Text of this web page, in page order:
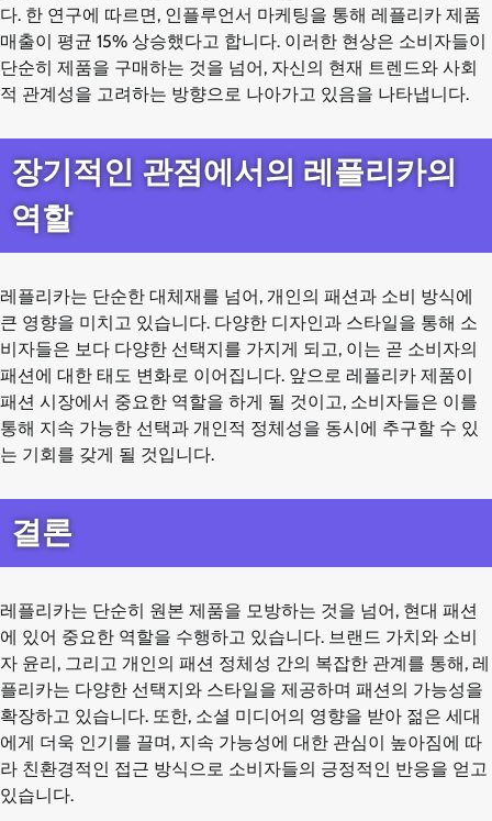
다. 한 연구에 따르면, 인플루언서 마케팅을 통해 레플리카 제품
매출이 평균 15% 상승했다고 합니다. 이러한 현상은 소비자들이
단순히 제품을 구매하는 것을 넘어, 자신의 현재 트렌드와 사회
적 관계성을 고려하는 방향으로 나아가고 있음을 나타냅니다.
장기적인 관점에서의 레플리카의
역할
레플리카는 단순한 대체재를 넘어, 개인의 패션과 소비 방식에
큰 영향을 미치고 있습니다. 다양한 디자인과 스타일을 통해 소
비자들은 보다 다양한 선택지를 가지게 되고, 이는 곧 소비자의
패션에 대한 태도 변화로 이어집니다. 앞으로 레플리카 제품이
패션 시장에서 중요한 역할을 하게 될 것이고, 소비자들은 이를
통해 지속 가능한 선택과 개인적 정체성을 동시에 추구할 수 있
는 기회를 갖게 될 것입니다.
결론
레플리카는 단순히 원본 제품을 모방하는 것을 넘어, 현대 패션
에 있어 중요한 역할을 수행하고 있습니다. 브랜드 가치와 소비
자 윤리, 그리고 개인의 패션 정체성 간의 복잡한 관계를 통해, 레
플리카는 다양한 선택지와 스타일을 제공하며 패션의 가능성을
확장하고 있습니다. 또한, 소셜 미디어의 영향을 받아 젊은 세대
에게 더욱 인기를 끌며, 지속 가능성에 대한 관심이 높아짐에 따
라 친환경적인 접근 방식으로 소비자들의 긍정적인 반응을 얻고
있습니다.